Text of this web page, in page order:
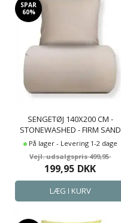
SPAR
60%
SENGETØJ 140X200 CM -
STONEWASHED - FIRM SAND
På lager - Levering 1-2 dage
499,95
199,95 DKK